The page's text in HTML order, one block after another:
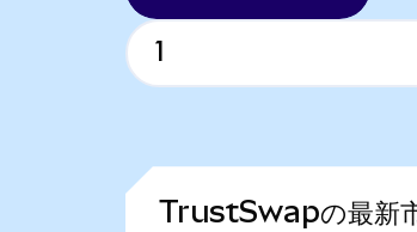
TrustSwapの最新